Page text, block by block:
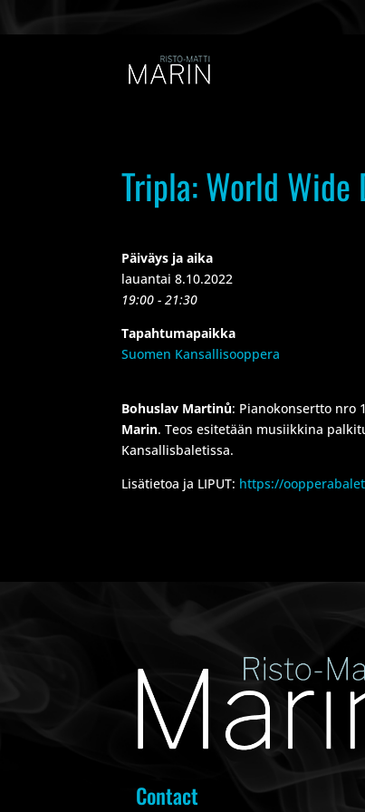
Tripla: World Wide
Päiväys ja aika
lauantai 8.10.2022
19:00 - 21:30
Tapahtumapaikka
Suomen Kansallisooppera
Bohuslav Martinů: Pianokonsertto nro
Marin. Teos esitetään musiikkina
Kansallisbaletissa.
Lisätietoa ja LIPUT: https://
Contact